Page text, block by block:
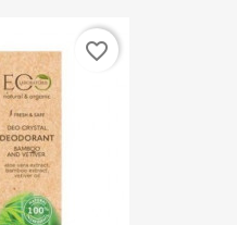
favorite_border